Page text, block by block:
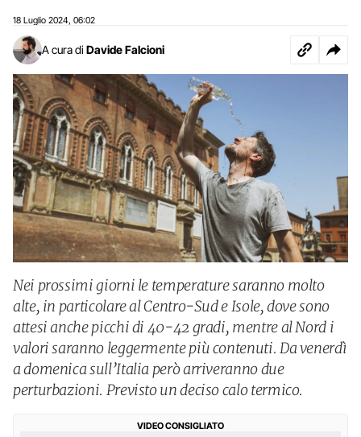
18 Luglio 2024 06:02
A cura di Davide Falcioni
Nei prossimi giorni le temperature saranno molto
alte, in particolare al Centro-Sud e Isole, dove sono
attesi anche picchi di 40-42 gradi, mentre al Nord i
valori saranno leggermente più contenuti. Da venerdì
a domenica sull’Italia però arriveranno due
perturbazioni. Previsto un deciso calo termico.
VIDEO CONSIGLIATO